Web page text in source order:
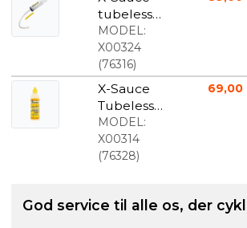
tubeless
inyector
MODEL:
X00324
(76316)
X-Sauce
Tubeless
Væske
200ml MTB
MODEL:
X00314
(76328)
69,00
God service til alle os, der